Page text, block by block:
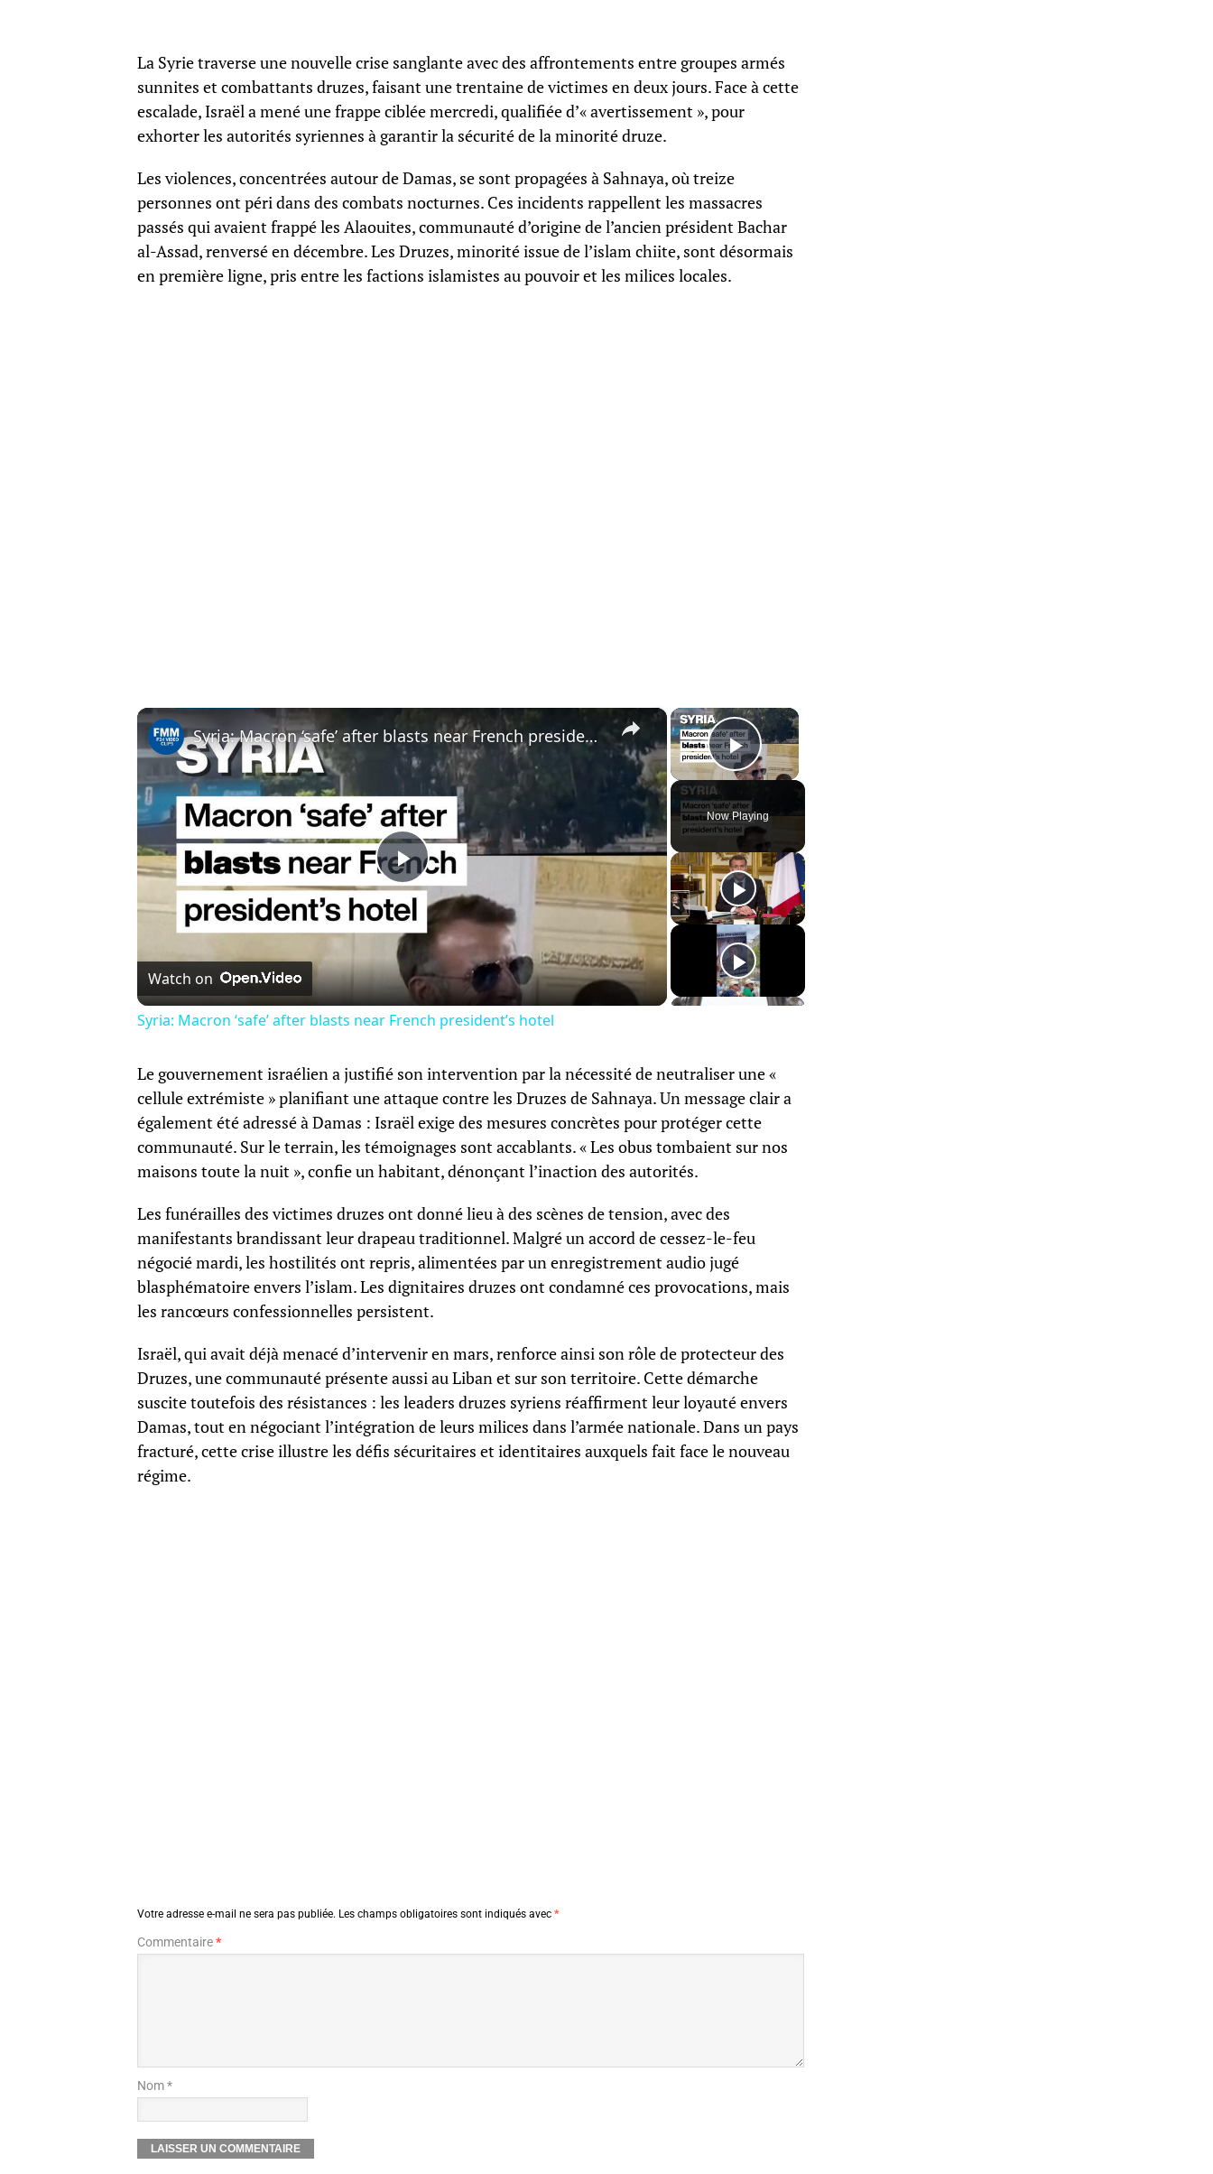
La Syrie traverse une nouvelle crise sanglante avec des affrontements entre groupes armés
sunnites et combattants druzes, faisant une trentaine de victimes en deux jours. Face à cette
escalade, Israël a mené une frappe ciblée mercredi, qualifiée d’« avertissement », pour
exhorter les autorités syriennes à garantir la sécurité de la minorité druze.
Les violences, concentrées autour de Damas, se sont propagées à Sahnaya, où treize
personnes ont péri dans des combats nocturnes. Ces incidents rappellent les massacres
passés qui avaient frappé les Alaouites, communauté d’origine de l’ancien président Bachar
al-Assad, renversé en décembre. Les Druzes, minorité issue de l’islam chiite, sont désormais
en première ligne, pris entre les factions islamistes au pouvoir et les milices locales.
×
Play Video
Now Playing
×
Play
Video
Syria: Macron ‘safe’ after blasts near French president’s hotel
Watch on
Syria: Macron ‘safe’ after blasts near French president’s hotel
Le gouvernement israélien a justifié son intervention par la nécessité de neutraliser une «
cellule extrémiste » planifiant une attaque contre les Druzes de Sahnaya. Un message clair a
également été adressé à Damas : Israël exige des mesures concrètes pour protéger cette
communauté. Sur le terrain, les témoignages sont accablants. « Les obus tombaient sur nos
maisons toute la nuit », confie un habitant, dénonçant l’inaction des autorités.
Les funérailles des victimes druzes ont donné lieu à des scènes de tension, avec des
manifestants brandissant leur drapeau traditionnel. Malgré un accord de cessez-le-feu
négocié mardi, les hostilités ont repris, alimentées par un enregistrement audio jugé
blasphématoire envers l’islam. Les dignitaires druzes ont condamné ces provocations, mais
les rancœurs confessionnelles persistent.
Israël, qui avait déjà menacé d’intervenir en mars, renforce ainsi son rôle de protecteur des
Druzes, une communauté présente aussi au Liban et sur son territoire. Cette démarche
suscite toutefois des résistances : les leaders druzes syriens réaffirment leur loyauté envers
Damas, tout en négociant l’intégration de leurs milices dans l’armée nationale. Dans un pays
fracturé, cette crise illustre les défis sécuritaires et identitaires auxquels fait face le nouveau
régime.
Votre adresse e-mail ne sera pas publiée. Les champs obligatoires sont indiqués avec *
Commentaire*
Nom *